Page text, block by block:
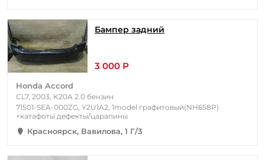
Бампер задний
3 000 Р
Honda Accord
CL7, 2003, K20A 2.0 бензин
71501-SEA-000ZG, Y2U1A2, 1model графитовый(NH658P)
+катафоты дефекты/царапины
Красноярск, Вавилова, 1 Г/3